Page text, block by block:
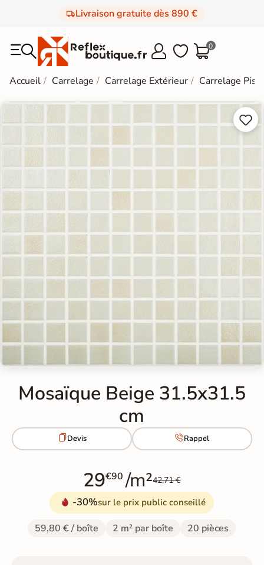
Livraison gratuite dès 890 €
  0
Accueil Carrelage Carrelage Extérieur Carrelage


Mosaïque Beige 31.5x31.5
cm
Devis Rappel
29€90 /m²42,71 €
-30%sur le prix public conseillé
59,80 € / boîte 2 m² par boîte 20 pièces